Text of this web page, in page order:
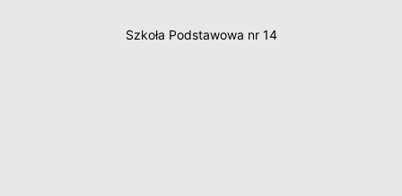
Szkoła Podstawowa nr 14